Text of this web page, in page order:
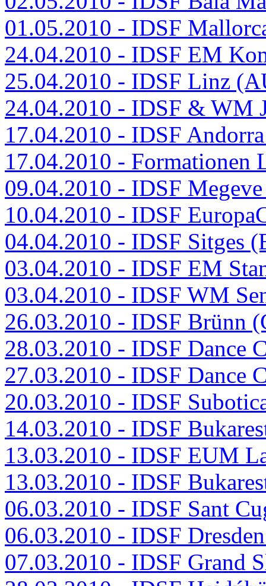
01.05.2010 - IDSF
24.04.2010 - IDSF EM
25.04.2010 - IDSF Linz
24.04.2010 - IDSF & WM
17.04.2010 - IDSF
17.04.2010 - Formationen
09.04.2010 - IDSF
10.04.2010 - IDSF
04.04.2010 - IDSF Sitges
03.04.2010 - IDSF EM
03.04.2010 - IDSF WM
26.03.2010 - IDSF Brünn
28.03.2010 - IDSF Dance
27.03.2010 - IDSF Dance
20.03.2010 - IDSF
14.03.2010 - IDSF
13.03.2010 - IDSF EUM
13.03.2010 - IDSF
06.03.2010 - IDSF Sant
06.03.2010 - IDSF
07.03.2010 - IDSF Grand